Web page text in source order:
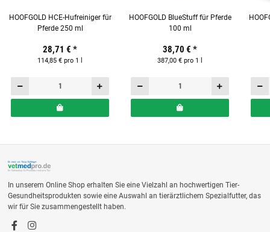
HOOFGOLD HCE-Hufreiniger für
Pferde 250 ml
28,71 € *
114,85 € pro 1 l
HOOFGOLD BlueStuff für Pferde
100 ml
38,70 € *
387,00 € pro 1 l
In unserem Online Shop erhalten Sie eine Vielzahl an hochwertigen Tier-
Gesundheitsprodukten sowie eine Auswahl an tierärztlichem Spezialfutter, das
wir für Sie zusammengestellt haben.